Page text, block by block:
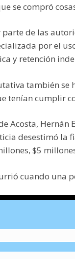
se compró
de las
por el
y retención
también
tenían cumplir
Acosta, Hernán
desestimó la
$5
cuando una